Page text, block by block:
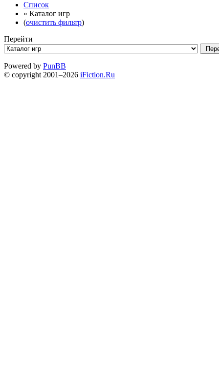
Список
» Каталог игр
(очистить фильтр)
Перейти
Powered by PunBB
© copyright 2001–2026 iFiction.Ru